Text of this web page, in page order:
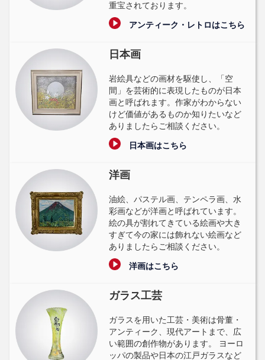
重宝されております。
アンティーク・レトロはこちら
日本画
岩絵具などの画材を駆使し、「空
間」を芸術的に表現したものが日本
画と呼ばれます。作家がわからない
けど価値があるものか知りたいなど
ありましたらご相談ください。
日本画はこちら
洋画
油絵、パステル画、テンペラ画、水
彩画などが洋画と呼ばれています。
絵の具が割れてきている絵画や大き
すぎて今の家には飾れない絵画など
ありましたらご相談ください。
洋画はこちら
ガラス工芸
ガラスを用いた工芸・美術は骨董・
アンティーク、現代アートまで、広
い範囲の創作物があります。 ヨーロ
ッパの製品や日本の江戸ガラスなど